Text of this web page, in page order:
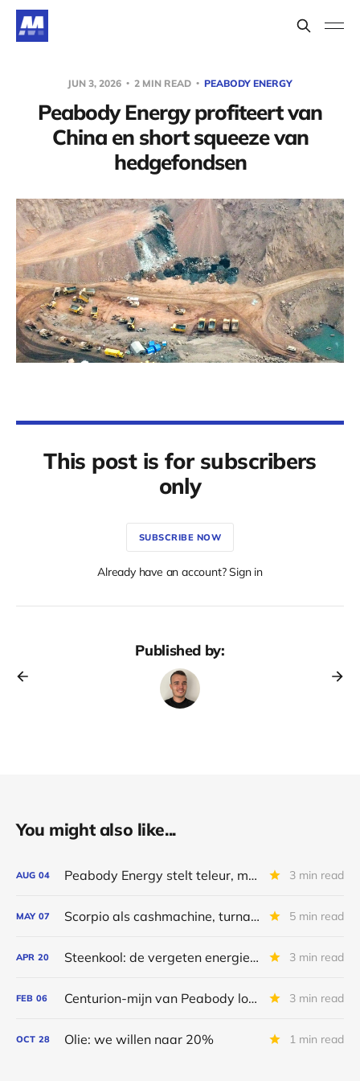
JUN 3, 2026 2 MIN READ PEABODY ENERGY
Peabody Energy profiteert van
China en short squeeze van
hedgefondsen
This post is for subscribers
only
SUBSCRIBE NOW
Already have an account? Sign in
Published by:
You might also like...
AUG 04 Peabody Energy stelt teleur, maar het echte verhaal zit in Centurion 3 min read
MAY 07 Scorpio als cashmachine, turnaround bij Peabody en herstel bij Transocean 5 min read
APR 20 Steenkool: de vergeten energiebron uit het oosten 3 min read
FEB 06 Centurion-mijn van Peabody loopt voor op schema 3 min read
OCT 28 Olie: we willen naar 20% 1 min read